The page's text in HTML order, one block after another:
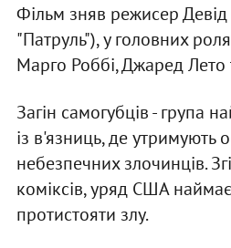
Фільм зняв режисер
"Патруль"), у головних
Марго Роббі, Джаред Лето
Загін самогубців - група
із в'язниць, де утримують
небезпечних злочинців.
коміксів, уряд США
протистояти злу.